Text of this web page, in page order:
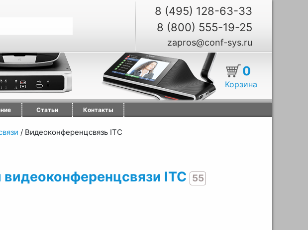
8 (495) 128-63-33
8 (800) 555-19-25
zapros@conf-sys.ru
0
Корзина
Статьи Контакты
/ Видеоконференцсвязь ITC
ITC 55